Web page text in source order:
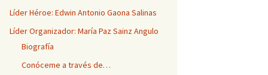
Líder Héroe: Edwin Antonio Gaona Salinas
Líder Organizador: María Paz Sainz Angulo
Biografía
Conóceme a través de…